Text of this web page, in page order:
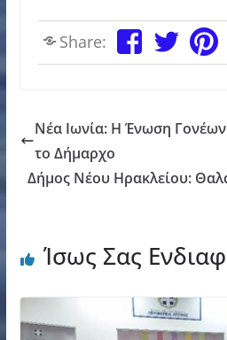
Share:
Νέα Ιωνία: Η Ένωση Γονέων
το Δήμαρχο
Δήμος Νέου Ηρακλείου:
Ίσως Σας